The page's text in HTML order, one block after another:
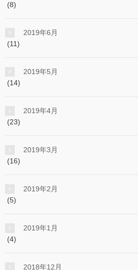
(8)
2019年6月
(11)
2019年5月
(14)
2019年4月
(23)
2019年3月
(16)
2019年2月
(5)
2019年1月
(4)
2018年12月